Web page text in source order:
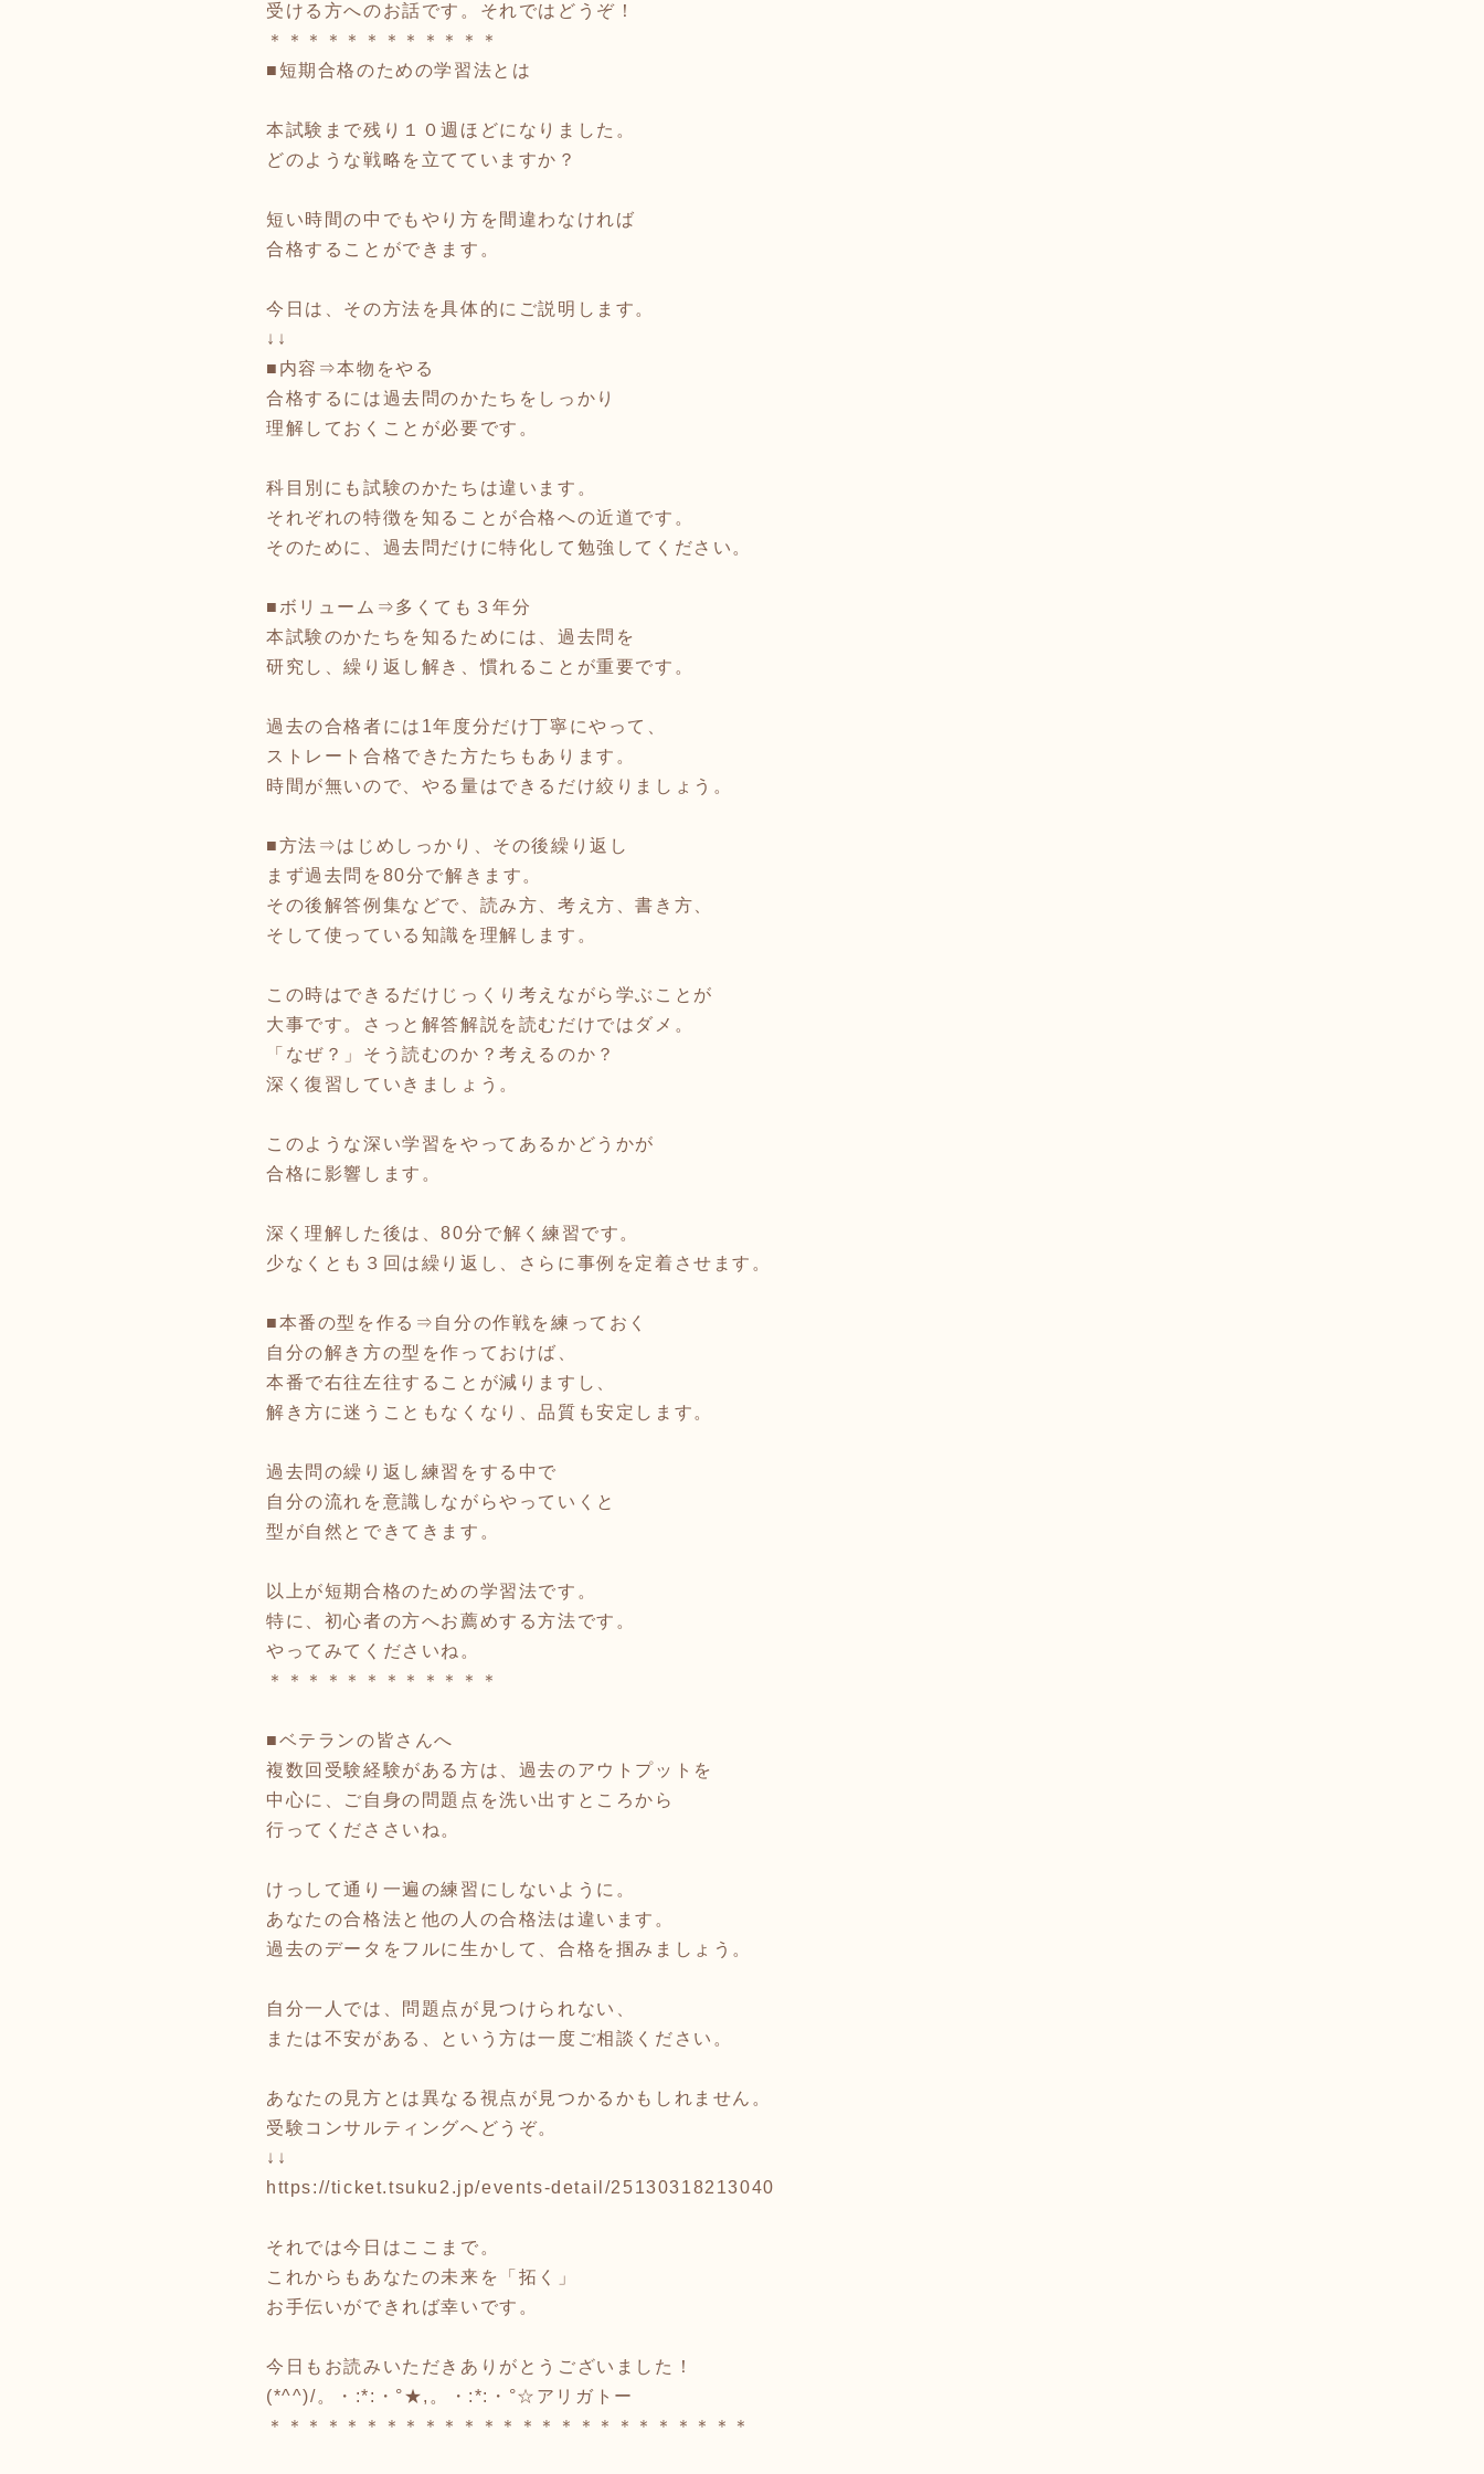
受ける方へのお話です。それではどうぞ！
＊＊＊＊＊＊＊＊＊＊＊＊
■短期合格のための学習法とは
本試験まで残り１０週ほどになりました。
どのような戦略を立てていますか？
短い時間の中でもやり方を間違わなければ
合格することができます。
今日は、その方法を具体的にご説明します。
↓↓
■内容⇒本物をやる
合格するには過去問のかたちをしっかり
理解しておくことが必要です。
科目別にも試験のかたちは違います。
それぞれの特徴を知ることが合格への近道です。
そのために、過去問だけに特化して勉強してください。
■ボリューム⇒多くても３年分
本試験のかたちを知るためには、過去問を
研究し、繰り返し解き、慣れることが重要です。
過去の合格者には1年度分だけ丁寧にやって、
ストレート合格できた方たちもあります。
時間が無いので、やる量はできるだけ絞りましょう。
■方法⇒はじめしっかり、その後繰り返し
まず過去問を80分で解きます。
その後解答例集などで、読み方、考え方、書き方、
そして使っている知識を理解します。
この時はできるだけじっくり考えながら学ぶことが
大事です。さっと解答解説を読むだけではダメ。
「なぜ？」そう読むのか？考えるのか？
深く復習していきましょう。
このような深い学習をやってあるかどうかが
合格に影響します。
深く理解した後は、80分で解く練習です。
少なくとも３回は繰り返し、さらに事例を定着させます。
■本番の型を作る⇒自分の作戦を練っておく
自分の解き方の型を作っておけば、
本番で右往左往することが減りますし、
解き方に迷うこともなくなり、品質も安定します。
過去問の繰り返し練習をする中で
自分の流れを意識しながらやっていくと
型が自然とできてきます。
以上が短期合格のための学習法です。
特に、初心者の方へお薦めする方法です。
やってみてくださいね。
＊＊＊＊＊＊＊＊＊＊＊＊
■ベテランの皆さんへ
複数回受験経験がある方は、過去のアウトプットを
中心に、ご自身の問題点を洗い出すところから
行ってくだささいね。
けっして通り一遍の練習にしないように。
あなたの合格法と他の人の合格法は違います。
過去のデータをフルに生かして、合格を掴みましょう。
自分一人では、問題点が見つけられない、
または不安がある、という方は一度ご相談ください。
あなたの見方とは異なる視点が見つかるかもしれません。
受験コンサルティングへどうぞ。
↓↓
https://ticket.tsuku2.jp/events-detail/25130318213040
それでは今日はここまで。
これからもあなたの未来を「拓く」
お手伝いができれば幸いです。
今日もお読みいただきありがとうございました！
(*^^)/。・:*:・°★,。・:*:・°☆アリガトー
＊＊＊＊＊＊＊＊＊＊＊＊＊＊＊＊＊＊＊＊＊＊＊＊＊